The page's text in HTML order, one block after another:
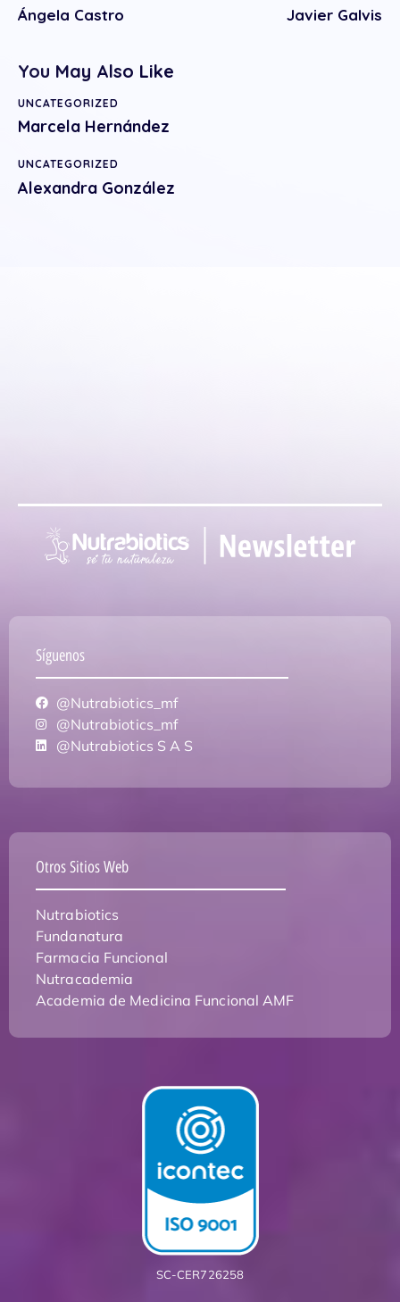
Ángela Castro Javier Galvis
You May Also Like
UNCATEGORIZED
Marcela Hernández
UNCATEGORIZED
Alexandra González
Síguenos
@Nutrabiotics_mf
@Nutrabiotics_mf
@Nutrabiotics S A S
Otros Sitios Web
Nutrabiotics
Fundanatura
Farmacia Funcional
Nutracademia
Academia de Medicina Funcional AMF
SC-CER726258